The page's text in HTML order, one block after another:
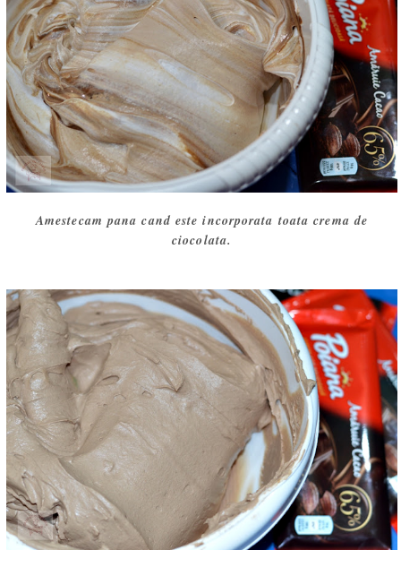
Amestecam pana cand este incorporata toata crema de
ciocolata.